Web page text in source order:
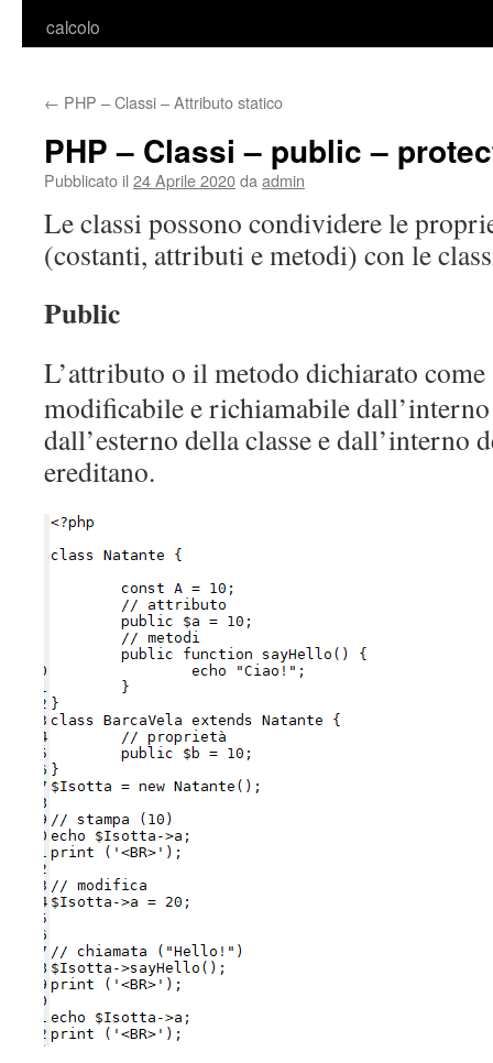
calcolo
← PHP – Classi – Attributo statico
PHP – Classi – public –
Pubblicato il 24 Aprile 2020da admin
Le classi possono condividere le
(costanti, attributi e metodi) con le
Public
L’attributo o il metodo dichiarato come
modificabile e richiamabile dall’interno
dall’esterno della classe e dall’interno
ereditano.